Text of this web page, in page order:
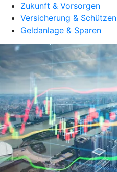
Zukunft & Vorsorgen
Versicherung & Schützen
Geldanlage & Sparen